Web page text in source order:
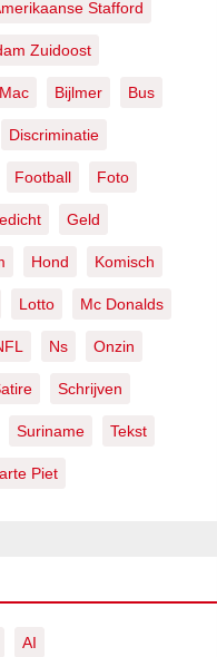
Stafford
Zuidoost
Bijlmer Bus
Discriminatie
Football Foto
Geld
Hond Komisch
Lotto Mc Donalds
Ns Onzin
Schrijven
Suriname Tekst
Piet
AI